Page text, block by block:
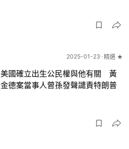
2025-01-23 精選 ★
美國確立出生公民權與他有關 黃
金德案當事人曾孫發聲譴責特朗普